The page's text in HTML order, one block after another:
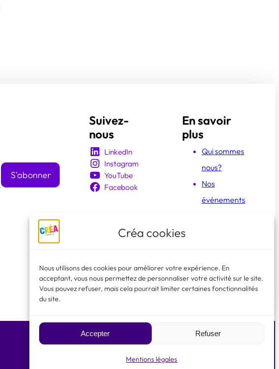
Créa cookies
Nous utilisons des cookies pour améliorer votre expérience. En
acceptant, vous nous permettez de personnaliser votre activité sur le site.
Vous pouvez refuser, mais cela pourrait limiter certaines fonctionnalités
du site.
Accepter Refuser
Mentions légales
Suivez-
nous
LinkedIn
Instagram
YouTube
Facebook
En savoir
plus
Qui sommes
nous?
Nos
événements
Faire un don
♥